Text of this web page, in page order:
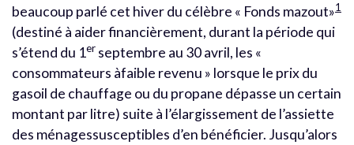
beaucoup parlé cet hiver du célèbre « Fonds mazout»1
(destiné à aider financièrement, durant la période qui
s’étend du 1er septembre au 30 avril, les «
consommateurs àfaible revenu » lorsque le prix du
gasoil de chauffage ou du propane dépasse un certain
montant par litre) suite à l’élargissement de l’assiette
des ménagessusceptibles d’en bénéficier. Jusqu’alors